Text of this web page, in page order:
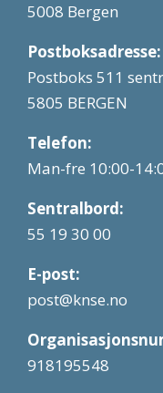
5008 Bergen
Postboksadresse:
Postboks 511
5805 BERGEN
Telefon:
Man-fre 10:00-
Sentralbord:
55 19 30 00
E-post:
post@knse.no
918195548